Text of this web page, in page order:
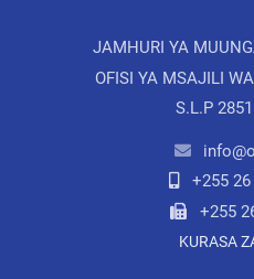
JAMHURI YA
OFISI YA MSAJILI
S.L.P
+255
+255
KURASA